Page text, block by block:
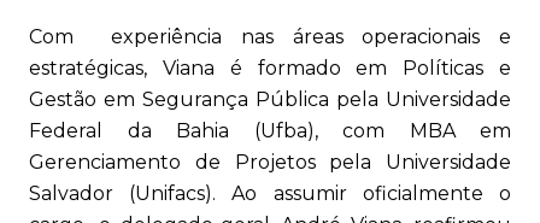
Com experiência nas áreas operacionais e
estratégicas, Viana é formado em Políticas e
Gestão em Segurança Pública pela Universidade
Federal da Bahia (Ufba), com MBA em
Gerenciamento de Projetos pela Universidade
Salvador (Unifacs). Ao assumir oficialmente o